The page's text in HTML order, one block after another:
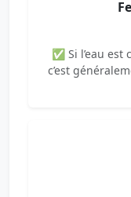
✅ Si l’eau
c’est